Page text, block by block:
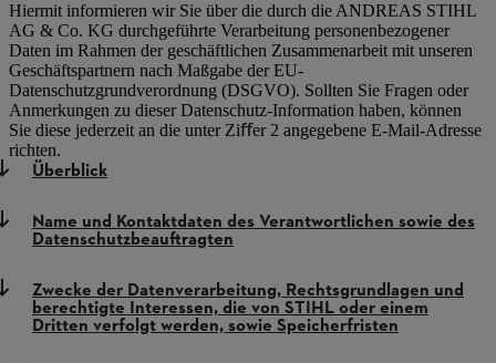
Hiermit informieren wir Sie über die durch die ANDREAS STIHL
AG & Co. KG durchgeführte Verarbeitung personenbezogener
Daten im Rahmen der geschäftlichen Zusammenarbeit mit unseren
Geschäftspartnern nach Maßgabe der EU-
Datenschutzgrundverordnung (DSGVO). Sollten Sie Fragen oder
Anmerkungen zu dieser Datenschutz-Information haben, können
Sie diese jederzeit an die unter Ziﬀer 2 angegebene E-Mail-Adresse
richten.
Überblick
Name und Kontaktdaten des Verantwortlichen sowie des
Datenschutzbeauftragten
Zwecke der Datenverarbeitung, Rechtsgrundlagen und
berechtigte Interessen, die von STIHL oder einem
Dritten verfolgt werden, sowie Speicherfristen